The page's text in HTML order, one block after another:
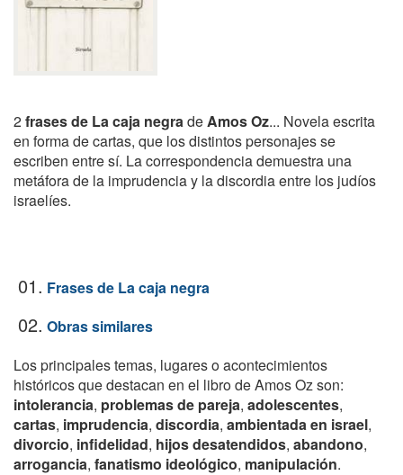
2frases de La caja negradeAmos Oz... Novela escrita
en forma de cartas, que los distintos personajes se
escriben entre sí. La correspondencia demuestra una
metáfora de la imprudencia y la discordia entre los judíos
israelíes.
01. Frases de La caja negra
02. Obras similares
Los principales temas, lugares o acontecimientos
históricos que destacan en el libro de Amos Oz son:
intolerancia, problemas de pareja, adolescentes,
cartas, imprudencia, discordia, ambientada en israel,
divorcio, infidelidad, hijos desatendidos, abandono,
arrogancia, fanatismo ideológico, manipulación.